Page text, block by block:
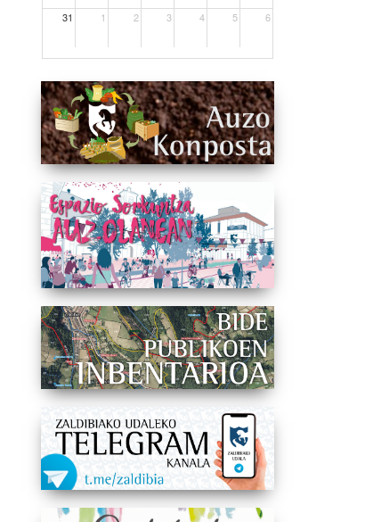
31 1 2 3 4 5 6